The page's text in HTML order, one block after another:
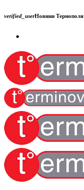
verified_userНовини Тернополя